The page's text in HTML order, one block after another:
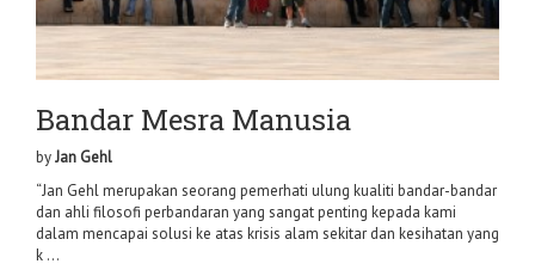
Bandar Mesra Manusia
byJan Gehl
“Jan Gehl merupakan seorang pemerhati ulung kualiti bandar-bandar
dan ahli filosofi perbandaran yang sangat penting kepada kami
dalam mencapai solusi ke atas krisis alam sekitar dan kesihatan yang
k ...